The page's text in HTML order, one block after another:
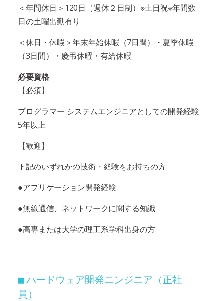
＜年間休日＞120日（週休２日制）※土日祝※年間数
日の土曜出勤有り
＜休日・休暇＞年末年始休暇（7日間）・夏季休暇
（3日間）・慶弔休暇・有給休暇
必要資格
【必須】
プログラマー システムエンジニアとしての開発経験
5年以上
【歓迎】
下記のいずれかの技術・経験をお持ちの方
●アプリケーション開発経験
●無線通信、ネットワークに関する知識
●高専または大学の理工系学科出身の方
■ ハードウェア開発エンジニア（正社
員）